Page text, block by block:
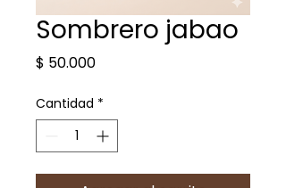
Sombrero jabao
$ 50.000Precio
Cantidad *